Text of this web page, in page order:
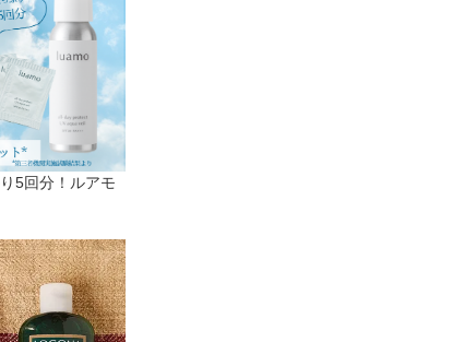
5回分！ルアモ